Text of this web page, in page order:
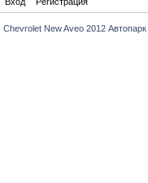
Chevrolet New Aveo 2012 Автопарк